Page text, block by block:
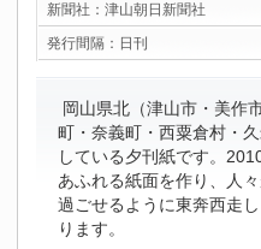
新聞社： 津山朝日新聞社
発行間隔： 日刊
岡山県北（津山市・美作
町・奈義町・西粟倉村・
している夕刊紙です。
あふれる紙面を作り、人
過ごせるように東奔西走
ります。